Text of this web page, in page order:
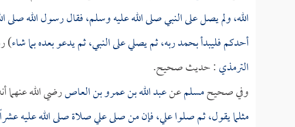
الله، ولم يصل على النبي صلى الله عليه وسلم، فقال رسول الله
أحدكم فليبدأ بحمد ربه، ثم يصلي على النبي، ثم يدعو بعده بما شاء)
الترمذي: حديث صحيح.
وفي صحيحمسلمعنعبد الله بن عمرو بن العاصرضي الله عنهما
مثلما يقول، ثم صلوا علي، فإن من صلى علي صلاة صلى الله عليه